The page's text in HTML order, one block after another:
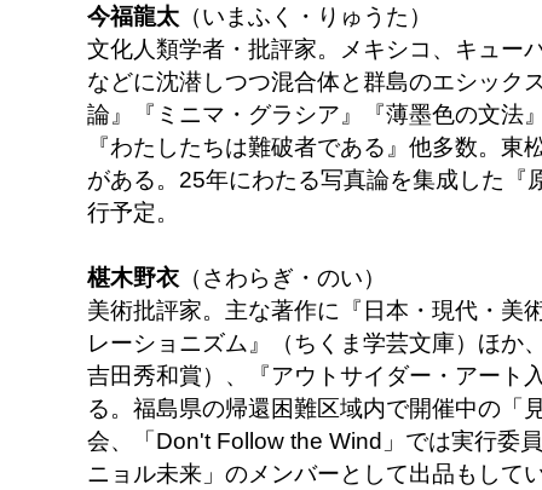
今福龍太 （いまふく・りゅうた）
文化人類学者・批評家。メキシコ、キュー
などに沈潜しつつ混合体と群島のエシック
論』『ミニマ・グラシア』『薄墨色の文法
『わたしたちは難破者である』他多数。東
がある。25年にわたる写真論を集成した『
行予定。
椹木野衣 （さわらぎ・のい）
美術批評家。主な著作に『日本・現代・美
レーショニズム』（ちくま学芸文庫）ほか
吉田秀和賞）、『アウトサイダー・アート
る。福島県の帰還困難区域内で開催中の「
会、「Don't Follow the Wind」では実行委
ニョル未来」のメンバーとして出品もして